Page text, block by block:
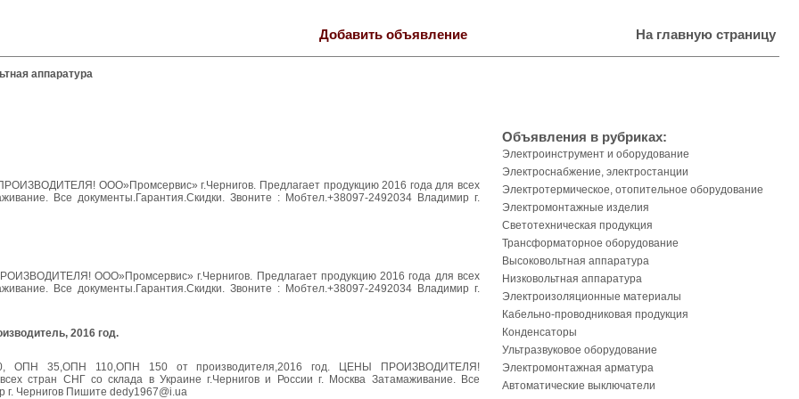
Добавить объявление На главную страницу
аппаратура
ООО»Промсервис» г.Чернигов. Предлагает продукцию 2016 года для всех
Все документы.Гарантия.Скидки. Звоните : Мобтел.+38097-2492034 Владимир г.
ООО»Промсервис» г.Чернигов. Предлагает продукцию 2016 года для всех
Все документы.Гарантия.Скидки. Звоните : Мобтел.+38097-2492034 Владимир г.
2016 год.
ОПН 35,ОПН 110,ОПН 150 от производителя,2016 год. ЦЕНЫ ПРОИЗВОДИТЕЛЯ!
стран СНГ со склада в Украине г.Чернигов и России г. Москва Затамаживание. Все
г. Чернигов Пишите dedy1967@i.ua
Объявления в рубриках:
Электроинструмент и оборудование
Электроснабжение, электростанции
Электротермическое, отопительное оборудование
Электромонтажные изделия
Светотехническая продукция
Трансформаторное оборудование
Высоковольтная аппаратура
Низковольтная аппаратура
Электроизоляционные материалы
Кабельно-проводниковая продукция
Конденсаторы
Ультразвуковое оборудование
Электромонтажная арматура
Автоматические выключатели